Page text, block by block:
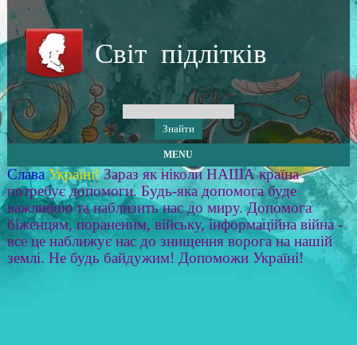
Світ підлітків
MENU
Слава Україні! Зараз як ніколи НАША країна
потребує допомоги. Будь-яка допомога буде
важливою та наблизить нас до миру. Допомога
біженцям, пораненим, війську, інформаційна війна -
все це наближує нас до знищення ворога на нашій
землі. Не будь байдужим! Допоможи Україні!